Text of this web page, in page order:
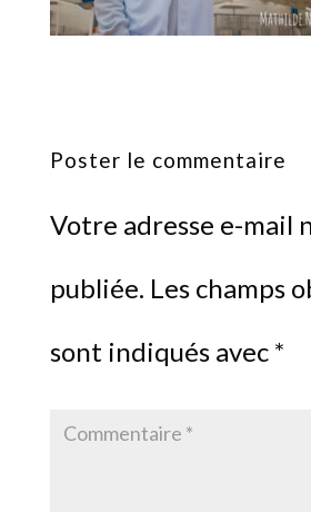
Poster le commentaire
Votre adresse e-mail
publiée. Les champs
sont indiqués avec *